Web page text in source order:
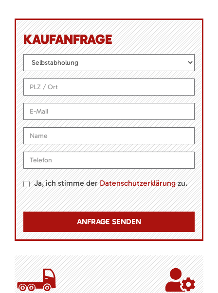
KAUFANFRAGE
Ja, ich stimme derDatenschutzerklärungzu.